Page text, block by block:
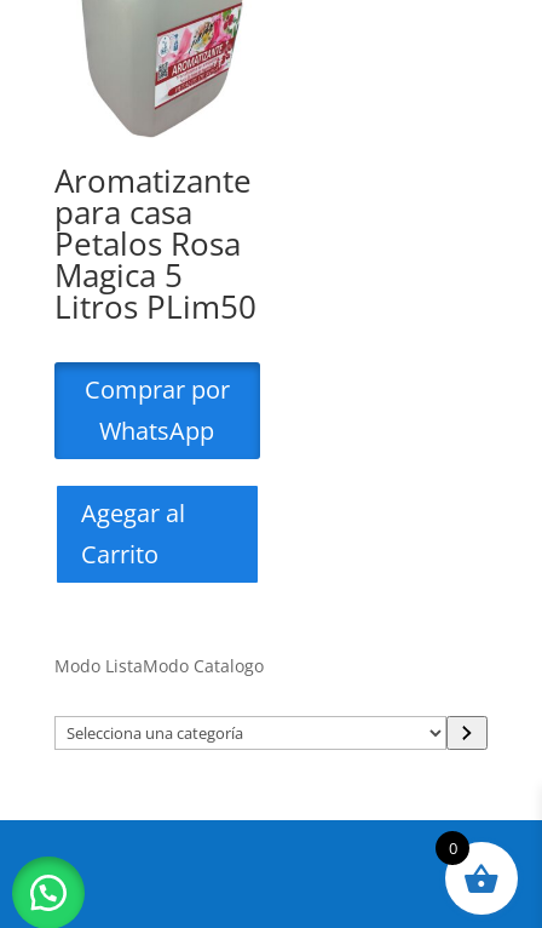
Aromatizante
para casa
Petalos Rosa
Magica 5
Litros PLim50
Comprar por
WhatsApp
Agegar al
Carrito
Modo ListaModo Catalogo
Selecciona
una
0